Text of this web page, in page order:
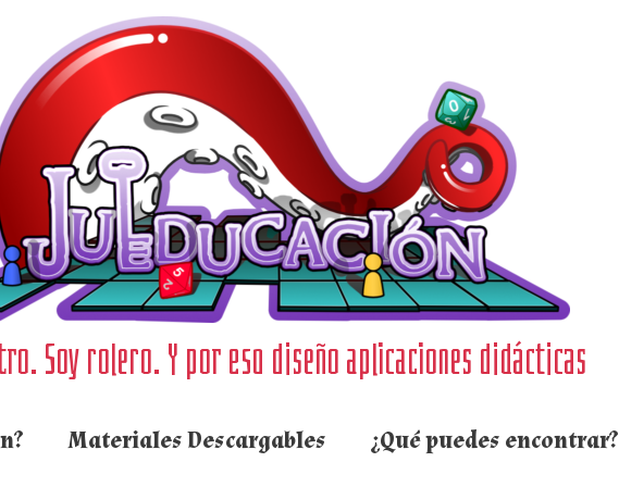
Soy rolero. Y por eso diseño aplicaciones didácticas
Materiales Descargables ¿Qué puedes encontrar?